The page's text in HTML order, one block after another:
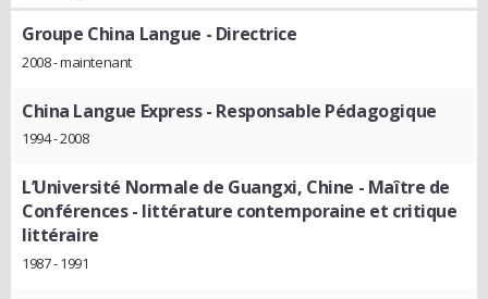
Groupe China Langue - Directrice
2008 - maintenant
China Langue Express- Responsable Pédagogique
1994 - 2008
L’Université Normale de Guangxi, Chine - Maître de
Conférences - littérature contemporaine et critique
littéraire
1987 - 1991